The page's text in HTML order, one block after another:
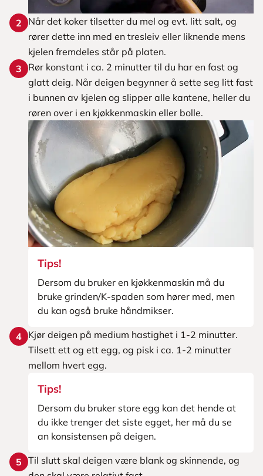
2
Når det koker tilsetter du mel og evt. litt salt, og
rører dette inn med en tresleiv eller liknende mens
kjelen fremdeles står på platen.
3
Rør konstant i ca. 2 minutter til du har en fast og
glatt deig. Når deigen begynner å sette seg litt fast
i bunnen av kjelen og slipper alle kantene, heller du
røren over i en kjøkkenmaskin eller bolle.
Tips!
Dersom du bruker en kjøkkenmaskin må du
bruke grinden/K-spaden som hører med, men
du kan også bruke håndmikser.
4 Kjør deigen på medium hastighet i 1-2 minutter.
Tilsett ett og ett egg, og pisk i ca. 1-2 minutter
mellom hvert egg.
Tips!
Dersom du bruker store egg kan det hende at
du ikke trenger det siste egget, her må du se
an konsistensen på deigen.
5 Til slutt skal deigen være blank og skinnende, og